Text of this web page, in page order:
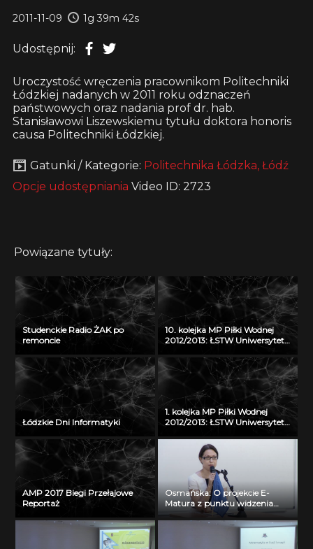
2011-11-09 1g 39m 42s
Udostępnij:
Uroczystość wręczenia pracownikom Politechniki
Łódzkiej nadanych w 2011 roku odznaczeń
państwowych oraz nadania prof dr. hab.
Stanisławowi Liszewskiemu tytułu doktora honoris
causa Politechniki Łódzkiej.
Gatunki / Kategorie: Politechnika Łódzka, Łódź
Opcje udostępniania Video ID: 2723
Powiązane tytuły:
Studenckie Radio ŻAK po
remoncie
10. kolejka MP Piłki Wodnej
2012/2013: ŁSTW Uniwersytet
(23.03.2013)
Łódzkie Dni Informatyki
1. kolejka MP Piłki Wodnej
2012/2013: ŁSTW Uniwersytet
(15.12.2012)
AMP 2017 Biegi Przełajowe
Reportaż
Osmańska: O projekcie E-
Matura z punktu widzenia
funduszy unijnych